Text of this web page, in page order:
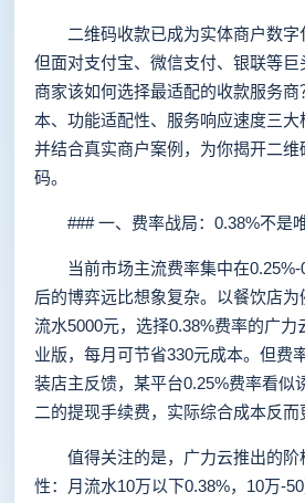
二维码收款已成为实体商户数字
但面对支付宝、微信支付、银联等
商家该如何选择最适配的收款服务
本、功能适配性、服务响应速度三大
并结合真实商户案例，为你揭开二
码。
### 一、费率战局：0.38%不是
当前市场主流费率集中在0.25%-
后的博弈远比想象复杂。以餐饮店
流水5000元，选择0.38%费率的广力
业版，每月可节省330元成本。但费
装店主反馈，某平台0.25%费率看似
二的提现手续费，实际综合成本反而
值得关注的是，广力云推出的阶
性：月流水10万以下0.38%，10万-